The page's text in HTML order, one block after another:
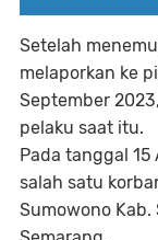
Setelah
melaporkan ke
September
pelaku saat itu.
Pada tanggal
salah satu
Sumowono